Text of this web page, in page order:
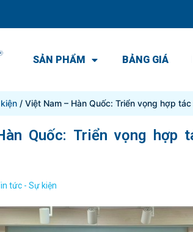
SẢN PHẨM BẢNG GIÁ
/ Việt Nam – Hàn Quốc: Triển vọng hợp
Quốc: Triển vọng hợp
tức - Sự kiện